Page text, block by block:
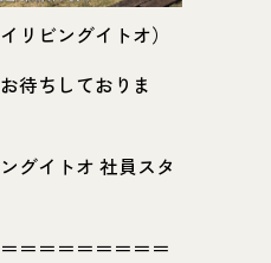
リビングイトオ）
待ちしておりま
グイトオ 社員スタ
＝＝＝＝＝＝＝＝